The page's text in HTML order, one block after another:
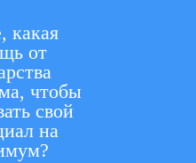
какая
от
чтобы
свой
на